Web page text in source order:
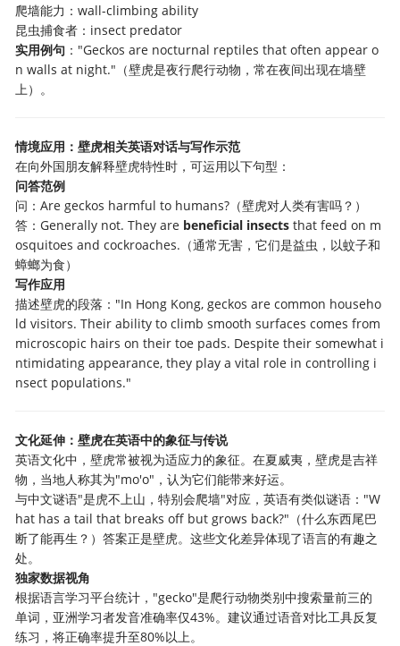
爬墙能力：wall-climbing ability
昆虫捕食者：insect predator
实用例句 ："Geckos are nocturnal reptiles that often appear o
n walls at night."（壁虎是夜行爬行动物，常在夜间出现在墙壁
上）。
情境应用：壁虎相关英语对话与写作示范
在向外国朋友解释壁虎特性时，可运用以下句型：
问答范例
问：Are geckos harmful to humans?（壁虎对人类有害吗？）
答：Generally not. They are beneficial insects ​ that feed on m
osquitoes and cockroaches.（通常无害，它们是益虫，以蚊子和
蟑螂为食）
写作应用
描述壁虎的段落："In Hong Kong, geckos are common househo
ld visitors. Their ability to climb smooth surfaces comes from
microscopic hairs on their toe pads. Despite their somewhat i
ntimidating appearance, they play a vital role in controlling i
nsect populations."
文化延伸：壁虎在英语中的象征与传说
英语文化中，壁虎常被视为适应力的象征。在夏威夷，壁虎是吉祥
物，当地人称其为"mo'o"，认为它们能带来好运。
与中文谜语"是虎不上山，特别会爬墙"对应，英语有类似谜语："W
hat has a tail that breaks off but grows back?"（什么东西尾巴
断了能再生？）答案正是壁虎。这些文化差异体现了语言的有趣之
处。
独家数据视角
根据语言学习平台统计，"gecko"是爬行动物类别中搜索量前三的
单词，亚洲学习者发音准确率仅43%。建议通过语音对比工具反复
练习，将正确率提升至80%以上。